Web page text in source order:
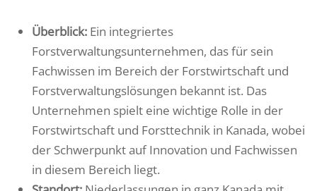
Überblick: Ein integriertes
Forstverwaltungsunternehmen, das für sein
Fachwissen im Bereich der Forstwirtschaft und
Forstverwaltungslösungen bekannt ist. Das
Unternehmen spielt eine wichtige Rolle in der
Forstwirtschaft und Forsttechnik in Kanada, wobei
der Schwerpunkt auf Innovation und Fachwissen
in diesem Bereich liegt.